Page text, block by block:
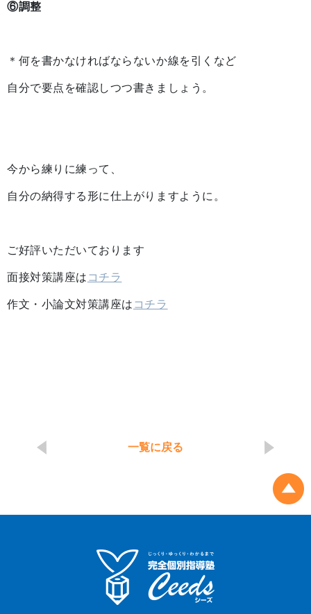
⑥調整
＊何を書かなければならないか線を引くなど
自分で要点を確認しつつ書きましょう。
今から練りに練って、
自分の納得する形に仕上がりますように。
ご好評いただいております
面接対策講座は コチラ
作文・小論文対策講座は コチラ
一覧に戻る